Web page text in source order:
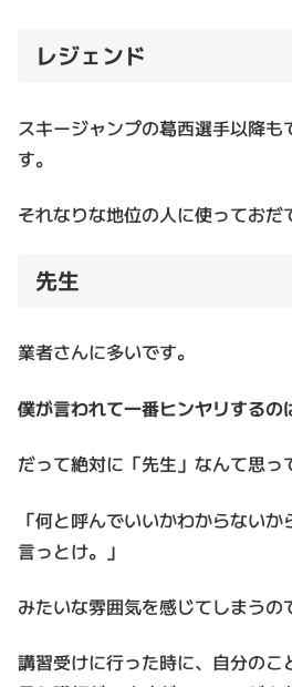
レジェンド
スキージャンプの葛西選手以降
す。
それなりな地位の人に使っておだ
先生
業者さんに多いです。
僕が言われて一番ヒンヤリするの
だって絶対に「先生」なんて思っ
「何と呼んでいいかわからない
言っとけ。」
みたいな雰囲気を感じてしまうの
講習受けに行った時に、自分の